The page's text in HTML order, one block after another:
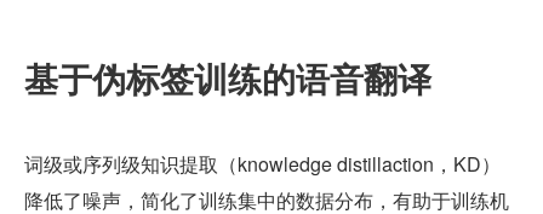
基于伪标签训练的语音翻译
词级或序列级知识提取（knowledge distillaction，KD）
降低了噪声，简化了训练集中的数据分布，有助于训练机